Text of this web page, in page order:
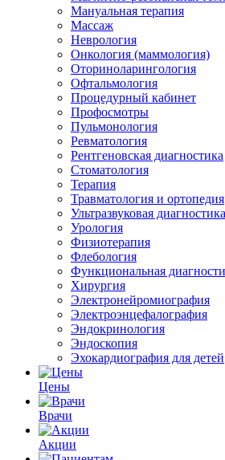
Мануальная терапия
Массаж
Неврология
Онкология (маммология)
Оториноларингология
Офтальмология
Процедурный кабинет
Профосмотры
Пульмонология
Ревматология
Рентгеновская диагностика
Стоматология
Терапия
Травматология и ортопедия
Ультразвуковая диагностика
Урология
Физиотерапия
Флебология
Функциональная
Хирургия
Электронейромиография
Электроэнцефалография
Эндокринология
Эндоскопия
Эхокардиография для детей
Цены
Врачи
Акции